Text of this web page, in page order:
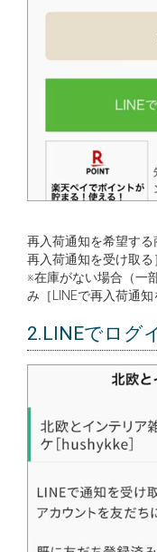
再入荷通知を希望す
再入荷通知を受け取る
※在庫がない場合（一
み［LINEで再入荷通
2.LINEでログ